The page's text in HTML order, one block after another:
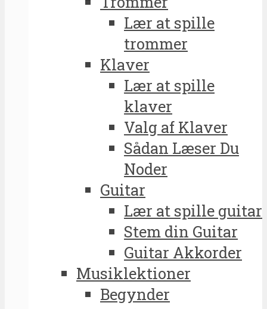
Lær at spille
trommer
Klaver
Lær at spille
klaver
Valg af Klaver
Sådan Læser Du
Noder
Guitar
Lær at spille guitar
Stem din Guitar
Guitar Akkorder
Musiklektioner
Begynder